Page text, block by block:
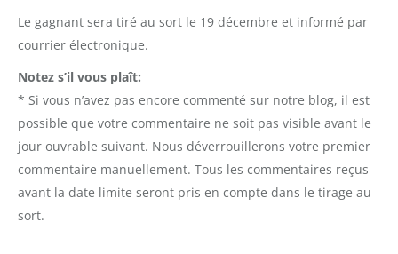
Le gagnant sera tiré au sort le 19 décembre et informé par
courrier électronique.
Notez s’il vous plaît:
* Si vous n’avez pas encore commenté sur notre blog, il est
possible que votre commentaire ne soit pas visible avant le
jour ouvrable suivant. Nous déverrouillerons votre premier
commentaire manuellement. Tous les commentaires reçus
avant la date limite seront pris en compte dans le tirage au
sort.